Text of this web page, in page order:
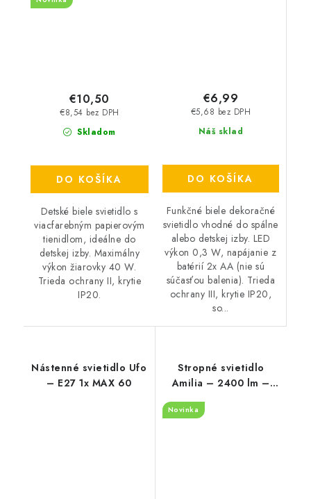
Skladom
€8,54 bez DPH
€10,50
DO KOŠÍKA
Detské biele svietidlo s
viacfarebným papierovým
tienidlom, ideálne do
detskej izby. Maximálny
výkon žiarovky 40 W.
Trieda ochrany II, krytie
IP20.
Náš sklad
€5,68 bez DPH
€6,99
DO KOŠÍKA
Funkčné biele dekoračné
svietidlo vhodné do spálne
alebo detskej izby. LED
výkon 0,3 W, napájanie z
batérií 2x AA (nie sú
súčasťou balenia). Trieda
ochrany III, krytie IP20,
so...
Nástenné svietidlo Ufo
– E27 1x MAX 60
Stropné svietidlo
Amilia – 2400 lm –
3000, 4000, 6500 K –
LED 22 W – IP20
Novinka